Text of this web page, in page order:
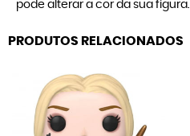
pode alterar a cor da sua figura.
PRODUTOS RELACIONADOS